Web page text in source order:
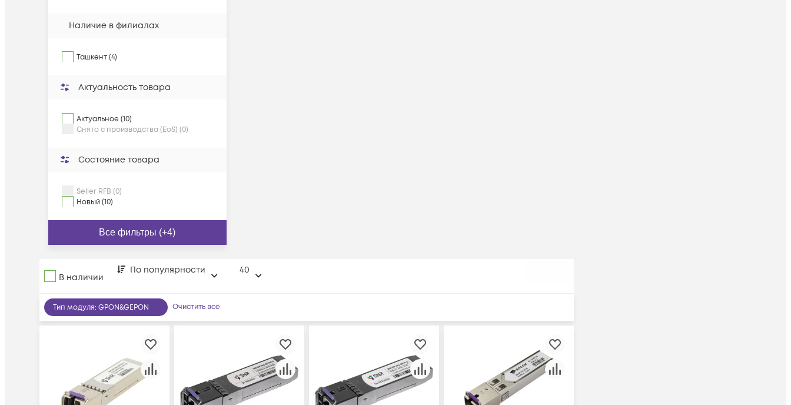
Наличие в филиалах
Ташкент (4)
Актуальность товара
Актуальное (10)
Снято с производства (EoS) (0)
Состояние товара
Seller RFB (0)
Новый (10)
Все фильтры (+4)
В наличии
По популярности 40
Тип модуля: GPON&GEPON Очистить всё